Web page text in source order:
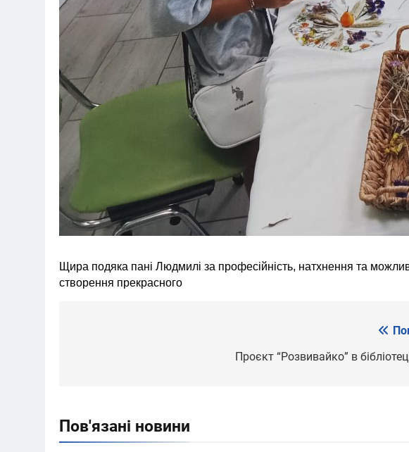
Щира подяка пані Людмилі за професійність, натхнення та
створення прекрасного
Проєкт “Розвивайко” в бібліотеці
Пов'язані новини